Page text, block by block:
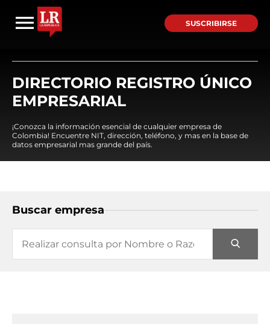
SUSCRIBIRSE
DIRECTORIO REGISTRO ÚNICO
EMPRESARIAL
¡Conozca la información esencial de cualquier empresa de
Colombia! Encuentre NIT, dirección, teléfono, y mas en la base de
datos empresarial mas grande del país.
Buscar empresa